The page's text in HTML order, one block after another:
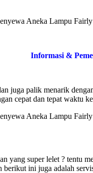
Informasi &
juga palik menarik
cepat dan tepat waktu
yang super lelet ?
berikut ini juga adalah